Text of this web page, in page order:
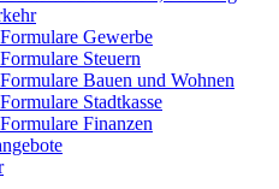
Gewerbe
Steuern
Bauen und Wohnen
Stadtkasse
Finanzen